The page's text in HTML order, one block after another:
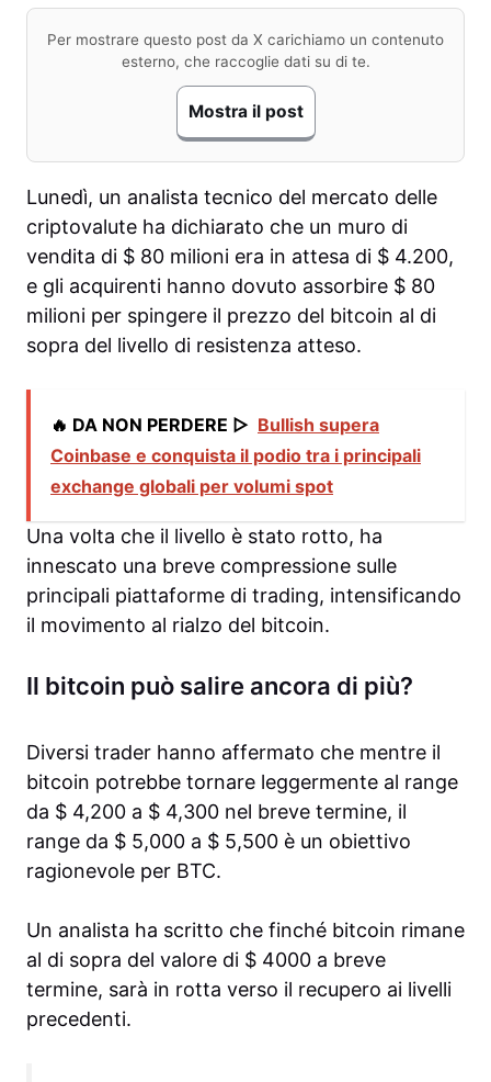
Per mostrare questo post da X carichiamo un contenuto
esterno, che raccoglie dati su di te.
Mostra il post
Lunedì, un analista tecnico del mercato delle
criptovalute ha dichiarato che un muro di
vendita di $ 80 milioni era in attesa di $ 4.200,
e gli acquirenti hanno dovuto assorbire $ 80
milioni per spingere il prezzo del bitcoin al di
sopra del livello di resistenza atteso.
🔥 DA NON PERDERE ▷ Bullish supera
Coinbase e conquista il podio tra i principali
exchange globali per volumi spot
Una volta che il livello è stato rotto, ha
innescato una breve compressione sulle
principali piattaforme di trading, intensificando
il movimento al rialzo del bitcoin.
Il bitcoin può salire ancora di più?
Diversi trader hanno affermato che mentre il
bitcoin potrebbe tornare leggermente al range
da $ 4,200 a $ 4,300 nel breve termine, il
range da $ 5,000 a $ 5,500 è un obiettivo
ragionevole per BTC.
Un analista ha scritto che finché bitcoin rimane
al di sopra del valore di $ 4000 a breve
termine, sarà in rotta verso il recupero ai livelli
precedenti.